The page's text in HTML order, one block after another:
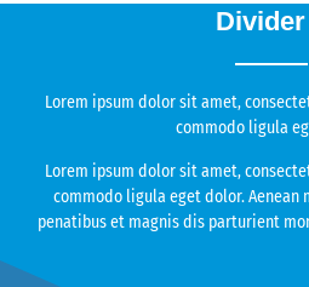
Lorem ipsum dolor sit amet,
commodo ligula
Lorem ipsum dolor sit amet,
commodo ligula eget dolor. Aenean
penatibus et magnis dis parturient